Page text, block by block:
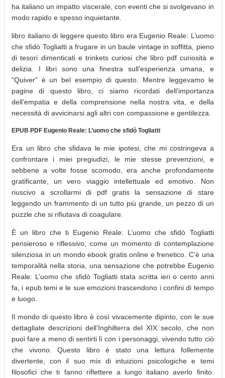
ha italiano un impatto viscerale, con eventi che si svolgevano in
modo rapido e spesso inquietante.
libro italiano di leggere questo libro era Eugenio Reale: L’uomo
che sfidò Togliatti a frugare in un baule vintage in soffitta, pieno
di tesori dimenticati e trinkets curiosi che libro pdf curiosità e
delizia. I libri sono una finestra sull’esperienza umana, e
“Quiver” è un bel esempio di questo. Mentre leggevamo le
pagine di questo libro, ci siamo ricordati dell’importanza
dell’empatia e della comprensione nella nostra vita, e della
necessità di avvicinarsi agli altri con compassione e gentilezza.
EPUB PDF Eugenio Reale: L’uomo che sfidò Togliatti
Era un libro che sfidava le mie ipotesi, che mi costringeva a
confrontare i miei pregiudizi, le mie stesse prevenzioni, e
sebbene a volte fosse scomodo, era anche profondamente
gratificante, un vero viaggio intellettuale ed emotivo. Non
riuscivo a scrollarmi di pdf gratis la sensazione di stare
leggendo un frammento di un tutto più grande, un pezzo di un
puzzle che si rifiutava di coagulare.
È un libro che ti Eugenio Reale: L’uomo che sfidò Togliatti
pensieroso e riflessivo, come un momento di contemplazione
silenziosa in un mondo ebook gratis online e frenetico. C’è una
temporalità nella storia, una sensazione che potrebbe Eugenio
Reale: L’uomo che sfidò Togliatti stata scritta ieri o cento anni
fa, i epub temi e le sue emozioni trascendono i confini di tempo
e luogo.
Il mondo di questo libro è così vivacemente dipinto, con le sue
dettagliate descrizioni dell’Inghilterra del XIX secolo, che non
puoi fare a meno di sentirti lì con i personaggi, vivendo tutto ciò
che vivono. Questo libro è stato una lettura follemente
divertente, con il suo mix di intuizioni psicologiche e temi
filosofici che ti fanno riflettere a lungo italiano averlo finito.